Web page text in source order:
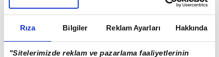
Rıza Bilgiler Reklam Ayarları Hakkında
"Sitelerimizde reklam ve pazarlama faaliyetlerinin
"HALKIMIZ DUALARINI EKSİK ETMESİN"
Budapeşte yolculuğu öncesi AA muhabirine
açıklamada bulunan Rıza Kayaalp, "Rekor için